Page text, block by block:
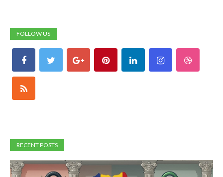
FOLLOW US
RECENT POSTS